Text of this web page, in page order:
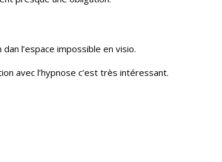
l’espace impossible en visio.
avec l’hypnose c’est très intéressant.